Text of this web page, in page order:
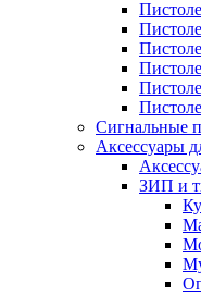
Сигнальные
Аксессуары
ЗИП и